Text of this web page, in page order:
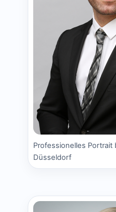
Professionelles Portrait
Düsseldorf